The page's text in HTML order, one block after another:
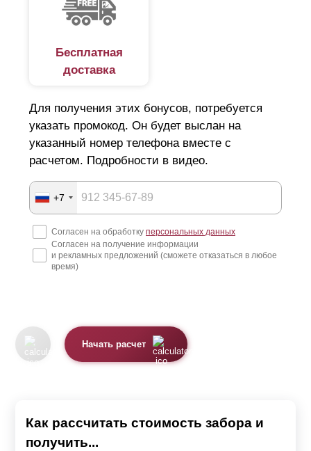
Бесплатная
доставка
Для получения этих бонусов, потребуется
указать промокод. Он будет выслан на
указанный номер телефона вместе с
расчетом. Подробности в видео.
+7
Согласен на обработку персональных данных
Согласен на получение информации
и рекламных предложений (сможете отказаться в любое
время)
Начать расчет
Как рассчитать стоимость забора и
получить...